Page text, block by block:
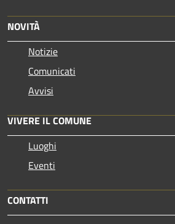
NOVITÀ
Notizie
Comunicati
Avvisi
VIVERE IL COMUNE
Luoghi
Eventi
CONTATTI